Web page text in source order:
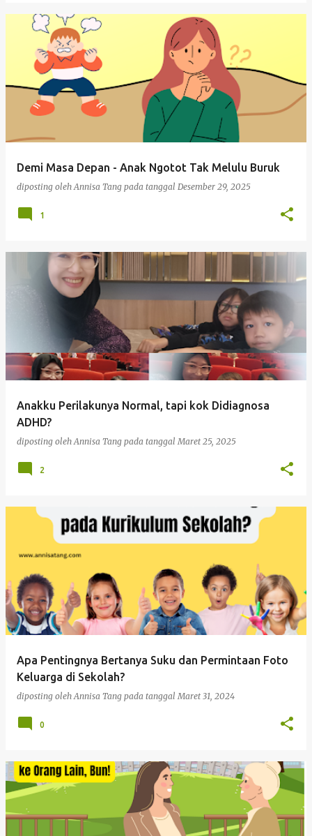
Demi Masa Depan - Anak Ngotot Tak Melulu Buruk
diposting olehAnnisa Tang pada tanggal Desember 29, 2025
1
Anakku Perilakunya Normal, tapi kok Didiagnosa
ADHD?
diposting olehAnnisa Tang pada tanggalMaret 25, 2025
2
Apa Pentingnya Bertanya Suku dan Permintaan Foto
Keluarga di Sekolah?
diposting olehAnnisa Tang pada tanggalMaret 31, 2024
0